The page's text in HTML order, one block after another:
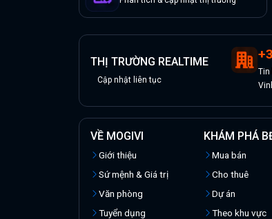
THỊ TRƯỜNG REALTIME
Cập nhật liên tục
+
Tin
VỀ MOGIVI
Giới thiệu
Sứ mệnh & Giá trị
Văn phòng
Tuyển dụng
KHÁM PHÁ
Mua bán
Cho thuê
Dự án
Theo khu vực